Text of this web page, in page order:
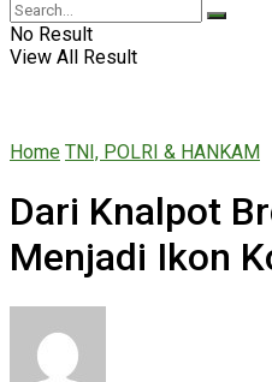
No Result
View All Result
Home TNI, POLRI & HANKAM
Dari Knalpot
Menjadi Ikon